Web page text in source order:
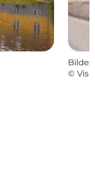
Bilde:
©